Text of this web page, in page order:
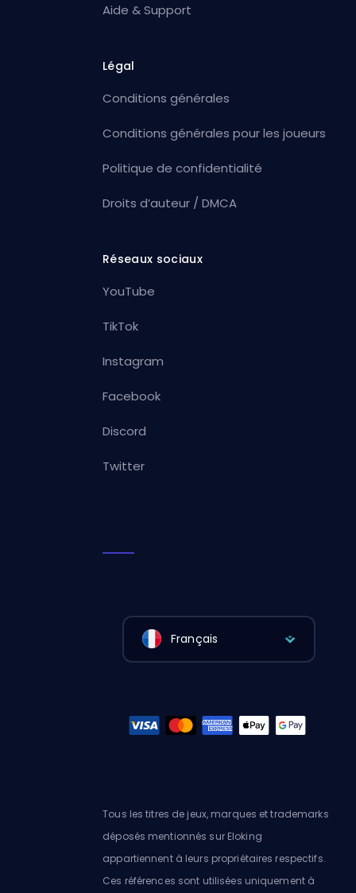
Aide & Support
Légal
Conditions générales
Conditions générales pour les joueurs
Politique de confidentialité
Droits d’auteur / DMCA
Réseaux sociaux
YouTube
TikTok
Instagram
Facebook
Discord
Twitter
Français
Tous les titres de jeux, marques et trademarks
déposés mentionnés sur Eloking
appartiennent à leurs propriétaires respectifs.
Ces références sont utilisées uniquement à